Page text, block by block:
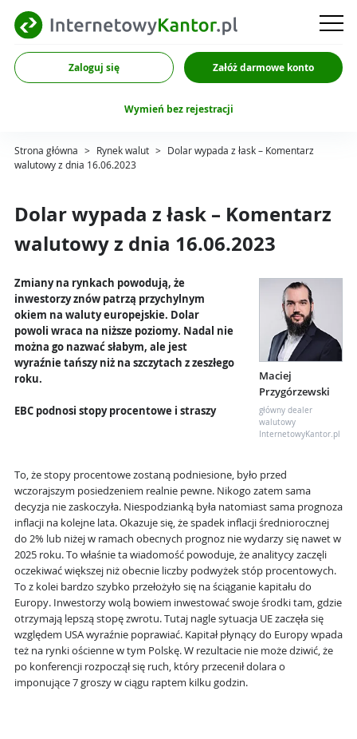
Zaloguj się Załóż darmowe konto
Wymień bez rejestracji
Strona główna > Rynek walut > Dolar wypada z łask – Komentarz
walutowy z dnia 16.06.2023
Dolar wypada z łask – Komentarz
walutowy z dnia 16.06.2023
Maciej
Przygórzewski
główny dealer
walutowy
InternetowyKantor.pl
Zmiany na rynkach powodują, że
inwestorzy znów patrzą przychylnym
okiem na waluty europejskie. Dolar
powoli wraca na niższe poziomy. Nadal nie
można go nazwać słabym, ale jest
wyraźnie tańszy niż na szczytach z zeszłego
roku.
EBC podnosi stopy procentowe i straszy
To, że stopy procentowe zostaną podniesione, było przed
wczorajszym posiedzeniem realnie pewne. Nikogo zatem sama
decyzja nie zaskoczyła. Niespodzianką była natomiast sama prognoza
inflacji na kolejne lata. Okazuje się, że spadek inflacji średniorocznej
do 2% lub niżej w ramach obecnych prognoz nie wydarzy się nawet w
2025 roku. To właśnie ta wiadomość powoduje, że analitycy zaczęli
oczekiwać większej niż obecnie liczby podwyżek stóp procentowych.
To z kolei bardzo szybko przełożyło się na ściąganie kapitału do
Europy. Inwestorzy wolą bowiem inwestować swoje środki tam, gdzie
otrzymają lepszą stopę zwrotu. Tutaj nagle sytuacja UE zaczęła się
względem USA wyraźnie poprawiać. Kapitał płynący do Europy wpada
też na rynki ościenne w tym Polskę. W rezultacie nie może dziwić, że
po konferencji rozpoczął się ruch, który przecenił dolara o
imponujące 7 groszy w ciągu raptem kilku godzin.